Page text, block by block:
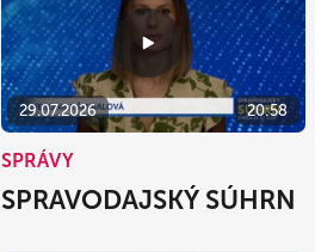
29.07.2026 20:58
SPRÁVY
SPRAVODAJSKÝ SÚHRN